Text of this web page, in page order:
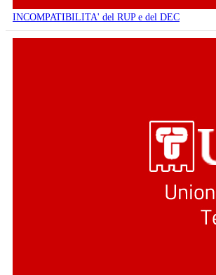
INCOMPATIBILITA' del RUP e del DEC